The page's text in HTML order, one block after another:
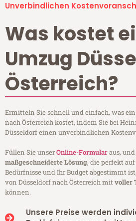
Unverbindlichen
Was kostet
Umzug
Österreich?
Ermitteln Sie schnell und einfach, was
nach Österreich kostet, indem Sie bei
Düsseldorf einen unverbindlichen
Füllen Sie unserOnline-Formularaus,
maßgeschneiderte Lösung, die perfekt
Bedürfnisse und Ihr Budget abgestimmt
von Düsseldorf nach Österreich mitvoller
können.
Unsere Preise werden